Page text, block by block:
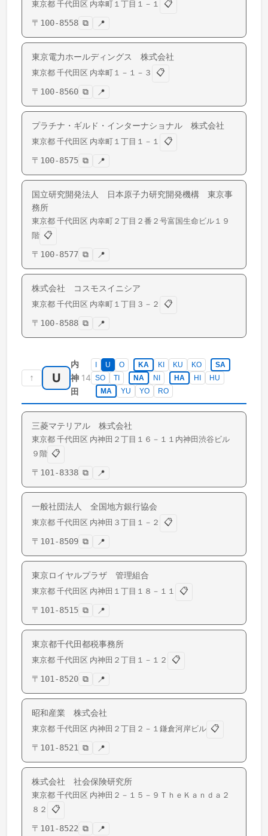
東京都 千代田区 内幸町 １丁目１－１
📋
〒 100-8558 ⧉ 📍
東京電力ホールディングス 株式会社
東京都 千代田区 内幸町 １－１－３
📋
〒 100-8560 ⧉ 📍
プラチナ・ギルド・インターナショナル 株式会社
東京都 千代田区 内幸町 １丁目１－１
📋
〒 100-8575 ⧉ 📍
国立研究開発法人 日本原子力研究開発機構 東京事
務所
東京都 千代田区 内幸町 ２丁目２番２号富国生命ビル１９
階 📋
〒 100-8577 ⧉ 📍
株式会社 コスモスイニシア
東京都 千代田区 内幸町 １丁目３－２
📋
〒 100-8588 ⧉ 📍
↑ U
内
神
田
14
I U O KA KI KU KO
SA
SO
TI NA NI HA HI
HU
MA
YU YO RO
三菱マテリアル 株式会社
東京都 千代田区 内神田 ２丁目１６－１１内神田渋谷ビル
９階 📋
〒 101-8338 ⧉ 📍
一般社団法人 全国地方銀行協会
東京都 千代田区 内神田 ３丁目１－２
📋
〒 101-8509 ⧉ 📍
東京ロイヤルプラザ 管理組合
東京都 千代田区 内神田 １丁目１８－１１
📋
〒 101-8515 ⧉ 📍
東京都千代田都税事務所
東京都 千代田区 内神田 ２丁目１－１２
📋
〒 101-8520 ⧉ 📍
昭和産業 株式会社
東京都 千代田区 内神田 ２丁目２－１鎌倉河岸ビル 📋
〒 101-8521 ⧉ 📍
株式会社 社会保険研究所
東京都 千代田区 内神田 ２－１５－９ＴｈｅＫａｎｄａ２
８２
📋
〒 101-8522 ⧉ 📍